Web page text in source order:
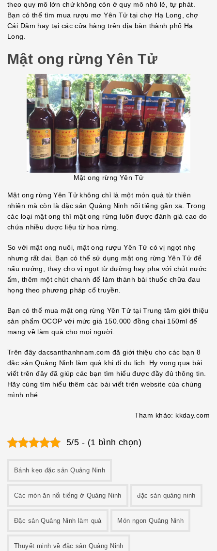
theo quy mô lớn chứ không còn ở quy mô nhỏ lẻ, tự phát.
Bạn có thể tìm mua rượu mơ Yên Tử tại chợ Hạ Long, chợ
Cái Dăm hay tại các cửa hàng trên địa bàn thành phố Hạ
Long.
Mật ong rừng Yên Tử
Mật ong rừng Yên Tử
Mật ong rừng Yên Tử không chỉ là một món quà từ thiên
nhiên mà còn là đặc sản Quảng Ninh nổi tiếng gần xa. Trong
các loại mật ong thì mật ong rừng luôn được đánh giá cao do
chứa nhiều dược liệu từ hoa rừng.
So với mật ong nuôi, mật ong rượu Yên Tử có vị ngọt nhẹ
nhưng rất dai. Bạn có thể sử dụng mật ong rừng Yên Tử để
nấu nướng, thay cho vị ngọt từ đường hay pha với chút nước
ấm, thêm một chút chanh để làm thành bài thuốc chữa đau
họng theo phương pháp cổ truyền.
Bạn có thể mua mật ong rừng Yên Tử tại Trung tâm giới thiệu
sản phẩm OCOP với mức giá 150.000 đồng chai 150ml để
mang về làm quà cho mọi người.
Trên đây dacsanthanhnam.com đã giới thiệu cho các bạn 8
đặc sản Quảng Ninh làm quà khi đi du lịch. Hy vọng qua bài
viết trên đây đã giúp các bạn tìm hiểu được đầy đủ thông tin.
Hãy cùng tìm hiểu thêm các bài viết trên website của chúng
mình nhé.
Tham khảo: kkday.com
5/5 - (1 bình chọn)
Bánh kẹo đặc sản Quảng Ninh
Các món ăn nổi tiếng ở Quảng Ninh đặc sản quảng ninh
Đặc sản Quảng Ninh làm quà Món ngon Quảng Ninh
Thuyết minh về đặc sản Quảng Ninh